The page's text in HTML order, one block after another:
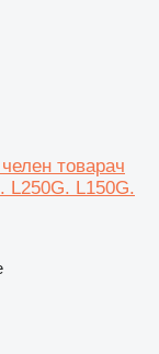
товарач
L250G. L150G.